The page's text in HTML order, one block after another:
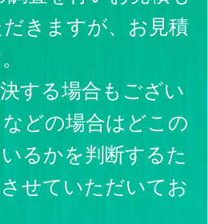
きますが、お見積
する場合もござい
どの場合はどこの
るかを判断するた
せていただいてお